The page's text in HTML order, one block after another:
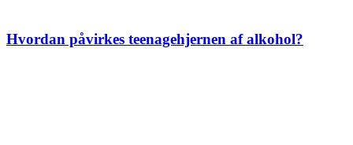
Hvordan påvirkes teenagehjernen af alkohol?